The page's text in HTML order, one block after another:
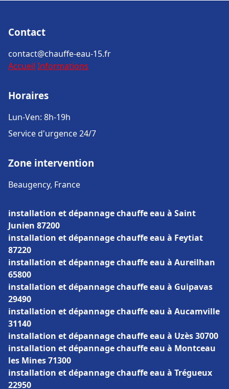
Contact
contact@chauffe-eau-15.fr
Accueil Informations
Horaires
Lun-Ven: 8h-19h
Service d'urgence 24/7
Zone intervention
Beaugency, France
installation et dépannage chauffe eau à Saint
Junien 87200
installation et dépannage chauffe eau à Feytiat
87220
installation et dépannage chauffe eau à Aureilhan
65800
installation et dépannage chauffe eau à Guipavas
29490
installation et dépannage chauffe eau à Aucamville
31140
installation et dépannage chauffe eau à Uzès 30700
installation et dépannage chauffe eau à Montceau
les Mines 71300
installation et dépannage chauffe eau à Trégueux
22950